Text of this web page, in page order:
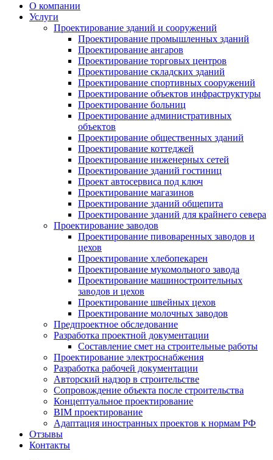
О компании
Услуги
Проектирование зданий и сооружений
Проектирование промышленных зданий
Проектирование ангаров
Проектирование торговых центров
Проектирование складских зданий
Проектирование спортивных сооружений
Проектирование объектов инфраструктуры
Проектирование больниц
Проектирование административных
объектов
Проектирование общественных зданий
Проектирование коттеджей
Проектирование инженерных сетей
Проектирование зданий гостиниц
Проект автосервиса под ключ
Проектирование магазинов
Проектирование зданий общепита
Проектирование зданий для крайнего севера
Проектирование заводов
Проектирование пивоваренных заводов и
цехов
Проектирование хлебопекарен
Проектирование мукомольного завода
Проектирование машиностроительных
заводов и цехов
Проектирование швейных цехов
Проектирование молочных заводов
Предпроектное обследование
Разработка проектной документации
Составление смет на строительные работы
Проектирование электроснабжения
Разработка рабочей документации
Авторский надзор в строительстве
Сопровождение объекта после строительства
Концептуальное проектирование
BIM проектирование
Адаптация иностранных проектов к нормам РФ
Отзывы
Контакты